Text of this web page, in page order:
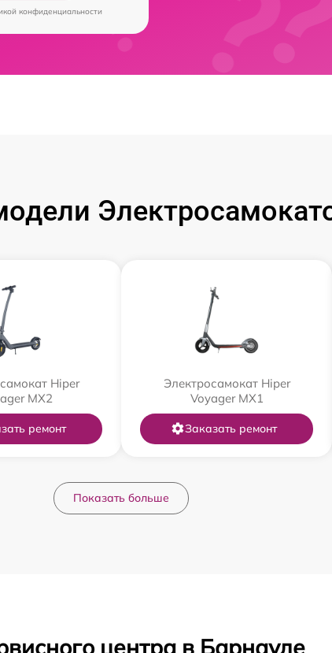
конфиденциальности
Hiper
MX2
ремонт
Электросамокат Hiper
Voyager MX1
Заказать ремонт
Показать больше
центра в Барнауле